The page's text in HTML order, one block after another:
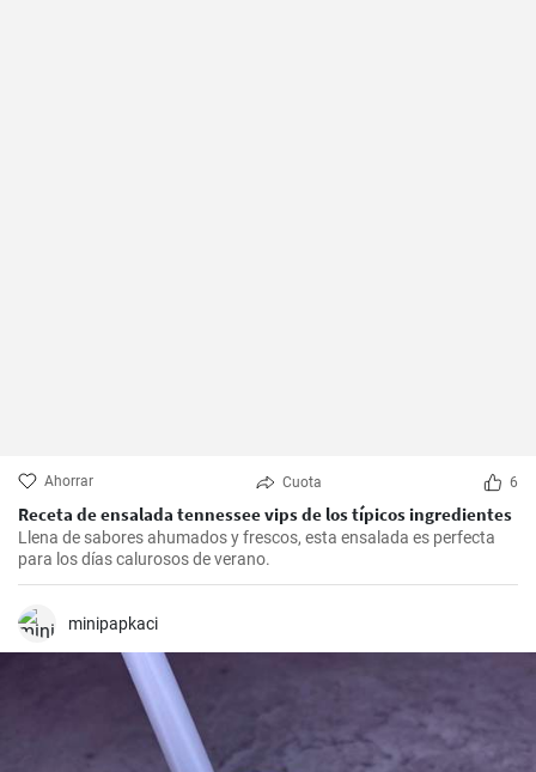
Ahorrar Cuota 6
Receta de ensalada tennessee vips de los típicos ingredientes
Llena de sabores ahumados y frescos, esta ensalada es perfecta
para los días calurosos de verano.
minipapkaci